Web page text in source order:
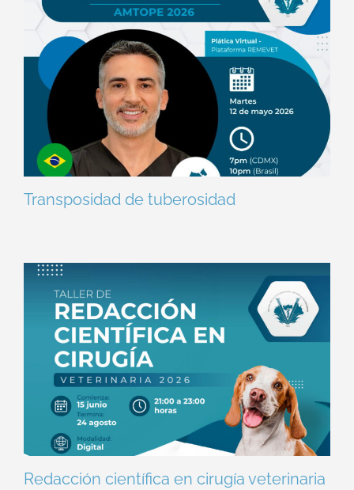
Transposidad de tuberosidad
Redacción científica en cirugía veterinaria